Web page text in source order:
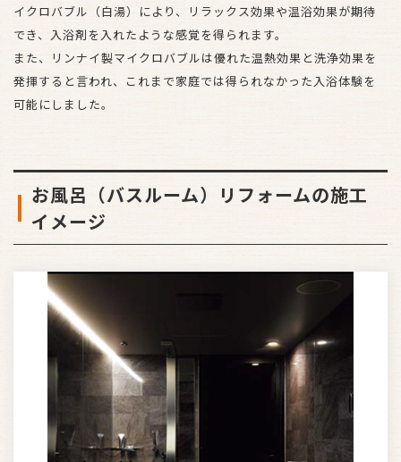
イクロバブル（白湯）により、リラックス効果や温浴効果が期待
でき、入浴剤を入れたような感覚を得られます。
また、リンナイ製マイクロバブルは優れた温熱効果と洗浄効果を
発揮すると言われ、これまで家庭では得られなかった入浴体験を
可能にしました。
お風呂（バスルーム）リフォームの施工
イメージ